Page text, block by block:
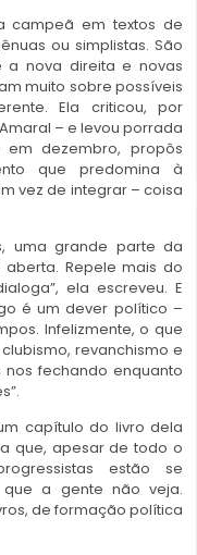
campeã em textos de
ou simplistas. São
a nova direita e novas
muito sobre possíveis
Ela criticou, por
– e levou porrada
dezembro, propôs
que predomina à
vez de integrar – coisa
uma grande parte da
Repele mais do
ela escreveu. E
é um dever político –
Infelizmente, o que
revanchismo e
fechando enquanto
capítulo do livro dela
que, apesar de todo o
estão se
a gente não veja.
de formação política